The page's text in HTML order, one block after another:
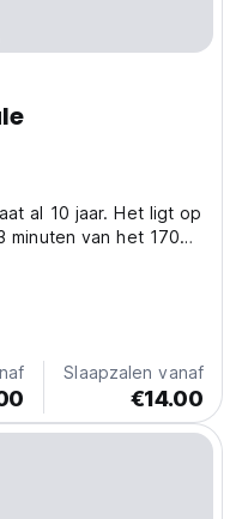
al 10 jaar. Het ligt op
van het 1700
alle bars en
in een mooie en
Slaapzalen vanaf
€14.00